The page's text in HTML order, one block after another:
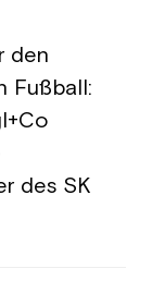
den
Fußball:
des SK